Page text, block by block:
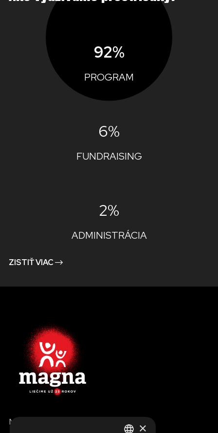
92%
PROGRAM
6%
FUNDRAISING
2%
ADMINISTRÁCIA
ZISTIŤ VIAC
MENU ×